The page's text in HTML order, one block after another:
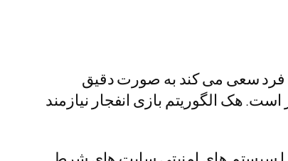
فرد سعی می کند به صورت دقیق
هک الگوریتم بازی انفجار نیازمند